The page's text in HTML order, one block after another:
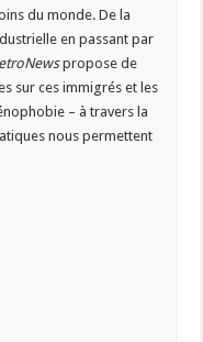
du monde. De la
en passant par
propose de
sur ces immigrés et les
– à travers la
nous permettent